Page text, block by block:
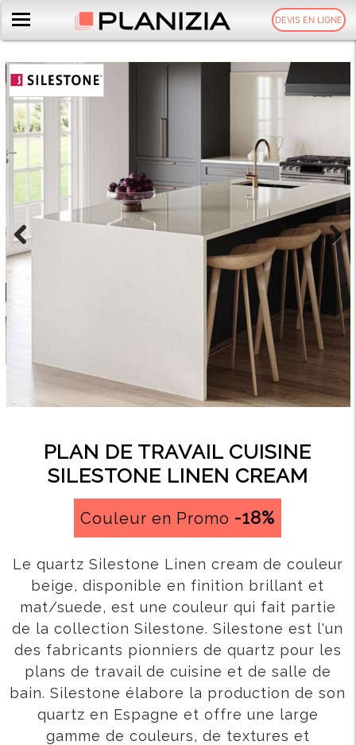
DEVIS EN LIGNE
Previous Next
PLAN DE TRAVAIL CUISINE
SILESTONE LINEN CREAM
Couleur en Promo -18%
Le quartz Silestone Linen cream de couleur
beige, disponible en finition brillant et
mat/suede, est une couleur qui fait partie
de la collection Silestone. Silestone est l'un
des fabricants pionniers de quartz pour les
plans de travail de cuisine et de salle de
bain. Silestone élabore la production de son
quartz en Espagne et offre une large
gamme de couleurs, de textures et